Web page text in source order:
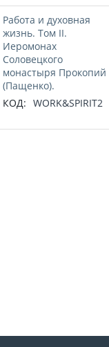
Работа и духовная
жизнь. Том II.
Иеромонах
Соловецкого
монастыря Прокопий
(Пащенко).
КОД: WORK&SPIRIT2